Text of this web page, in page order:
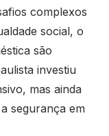
complexos
social, o
são
investiu
mas ainda
segurança em